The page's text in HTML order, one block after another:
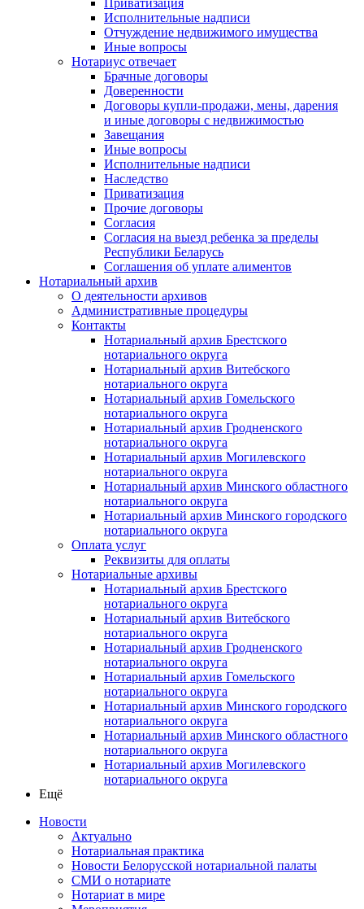
Исполнительные надписи
Отчуждение недвижимого имущества
Иные вопросы
Нотариус отвечает
Брачные договоры
Доверенности
Договоры купли-продажи, мены, дарения
и иные договоры с недвижимостью
Завещания
Иные вопросы
Исполнительные надписи
Наследство
Приватизация
Прочие договоры
Согласия
Согласия на выезд ребенка за пределы
Республики Беларусь
Соглашения об уплате алиментов
Нотариальный архив
О деятельности архивов
Административные процедуры
Контакты
Нотариальный архив Брестского
нотариального округа
Нотариальный архив Витебского
нотариального округа
Нотариальный архив Гомельского
нотариального округа
Нотариальный архив Гродненского
нотариального округа
Нотариальный архив Могилевского
нотариального округа
Нотариальный архив Минского областного
нотариального округа
Нотариальный архив Минского городского
нотариального округа
Оплата услуг
Реквизиты для оплаты
Нотариальные архивы
Нотариальный архив Брестского
нотариального округа
Нотариальный архив Витебского
нотариального округа
Нотариальный архив Гродненского
нотариального округа
Нотариальный архив Гомельского
нотариального округа
Нотариальный архив Минского городского
нотариального округа
Нотариальный архив Минского областного
нотариального округа
Нотариальный архив Могилевского
нотариального округа
Ещё
Новости
Актуально
Нотариальная практика
Новости Белорусской нотариальной палаты
СМИ о нотариате
Нотариат в мире